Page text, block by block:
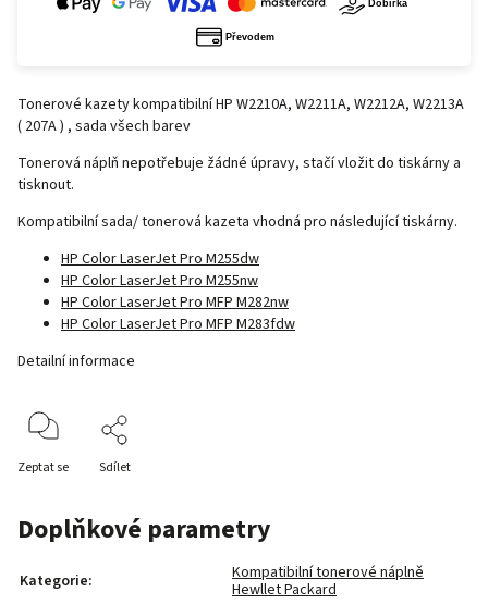
Tonerové kazety kompatibilní HP W2210A, W2211A, W2212A, W2213A
( 207A ) , sada všech barev
Tonerová náplň nepotřebuje žádné úpravy, stačí vložit do tiskárny a
tisknout.
Kompatibilní sada/ tonerová kazeta vhodná pro následující tiskárny.
HP Color LaserJet Pro M255dw
HP Color LaserJet Pro M255nw
HP Color LaserJet Pro MFP M282nw
HP Color LaserJet Pro MFP M283fdw
Detailní informace
Zeptat se Sdílet
Doplňkové parametry
Kategorie:
Kompatibilní tonerové náplně
Hewllet Packard